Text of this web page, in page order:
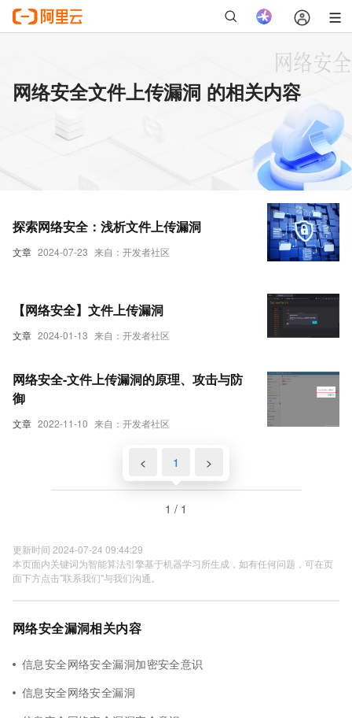
网络安全文件上传漏洞 的相关内容
文章 2024-07-23 来自：开发者社区
探索网络安全：浅析文件上传漏洞
文章 2024-01-13 来自：开发者社区
【网络安全】文件上传漏洞
文章 2022-11-10 来自：开发者社区
网络安全-文件上传漏洞的原理、攻击与防
御
< 1 >
1 / 1
更新时间 2024-07-24 09:44:29
本页面内关键词为智能算法引擎基于机器学习所生成，如有任何问题，可在页
面下方点击"联系我们"与我们沟通。
网络安全漏洞相关内容
信息安全网络安全漏洞加密安全意识
信息安全网络安全漏洞